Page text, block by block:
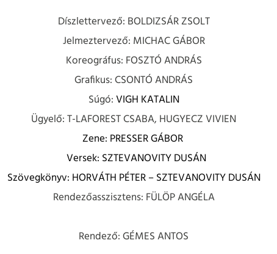
Díszlettervező: BOLDIZSÁR ZSOLT
Jelmeztervező: MICHAC GÁBOR
Koreográfus: FOSZTÓ ANDRÁS
Grafikus: CSONTÓ ANDRÁS
Súgó:VIGH KATALIN
Ügyelő: T-LAFOREST CSABA, HUGYECZ VIVIEN
Zene: PRESSER GÁBOR
Versek: SZTEVANOVITY DUSÁN
Szövegkönyv: HORVÁTH PÉTER – SZTEVANOVITY DUSÁN
Rendezőasszisztens: FÜLÖP ANGÉLA
Rendező: GÉMES ANTOS